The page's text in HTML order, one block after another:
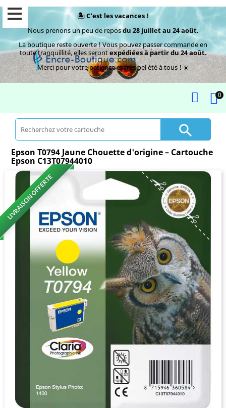
🏝️ C’est les vacances !
Nous prenons un peu de reposdu 28 juillet au 24 août.
La boutique reste ouverte ! Vous pouvez passer commande en
toute tranquillité, elles serontexpédiées à partir du 24 août.
Merci pour votre patience et très bel été à tous ! ☀️
0

Epson T0794 Jaune Chouette d'origine – Cartouche
Epson C13T07944010
LIVRAISON OFFERTE